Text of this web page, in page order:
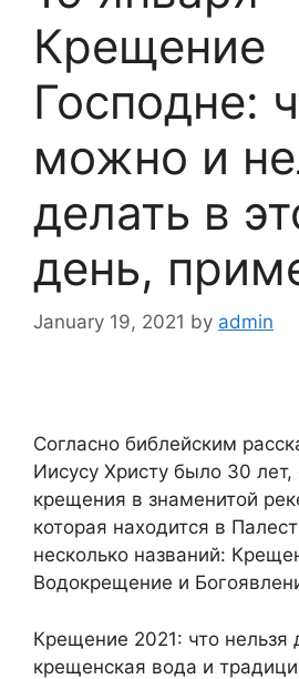
Крещение
Господне:
можно и
делать в
день,
January 19, 2021 by admin
Согласно библейским
Иисусу Христу было 30
крещения в знаменитой
которая находится в
несколько названий:
Водокрещение и
Крещение 2021: что нельзя
крещенская вода и